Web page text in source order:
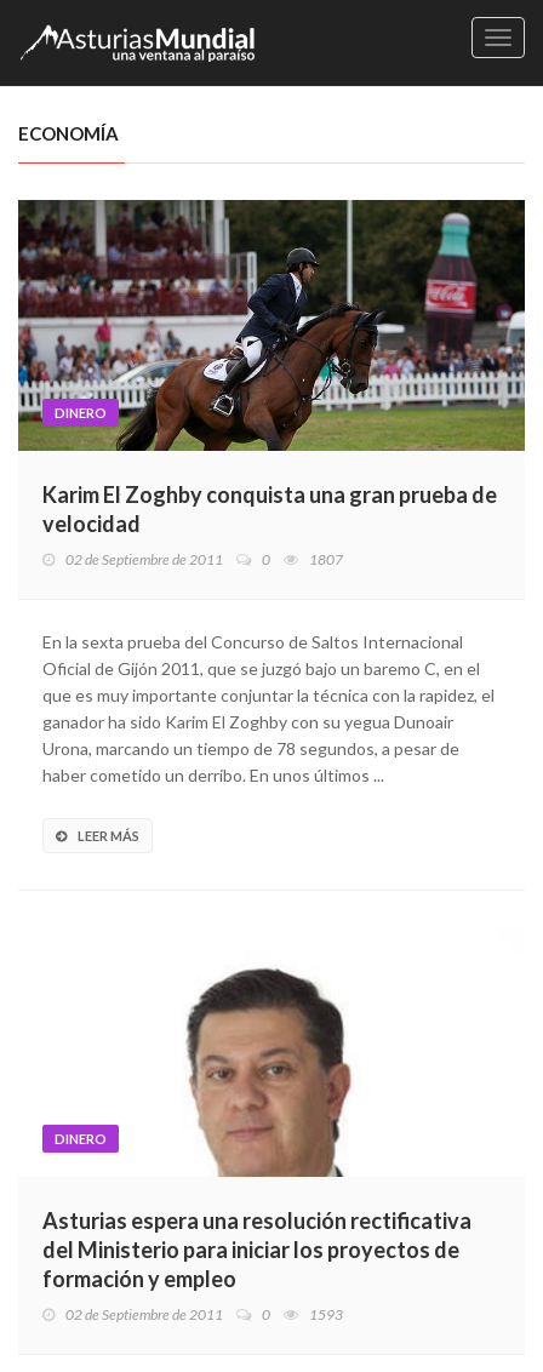
ECONOMÍA
DINERO
Karim El Zoghby conquista una gran prueba de
velocidad
02 de Septiembre de 2011 0 1807
En la sexta prueba del Concurso de Saltos Internacional
Oficial de Gijón 2011, que se juzgó bajo un baremo C, en el
que es muy importante conjuntar la técnica con la rapidez, el
ganador ha sido Karim El Zoghby con su yegua Dunoair
Urona, marcando un tiempo de 78 segundos, a pesar de
haber cometido un derribo. En unos últimos ...
LEER MÁS
DINERO
Asturias espera una resolución rectificativa
del Ministerio para iniciar los proyectos de
formación y empleo
02 de Septiembre de 2011 0 1593